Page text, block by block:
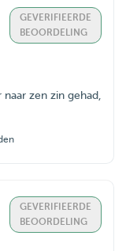
GEVERIFIEERDE
BEOORDELING
zen zin gehad,
GEVERIFIEERDE
BEOORDELING